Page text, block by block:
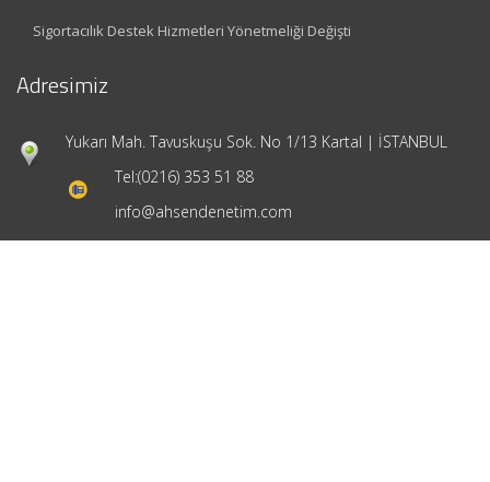
Sigortacılık Destek Hizmetleri Yönetmeliği Değişti
Adresimiz
Yukarı Mah. Tavuskuşu Sok. No 1/13 Kartal | İSTANBUL
Tel:(0216) 353 51 88
info@ahsendenetim.com